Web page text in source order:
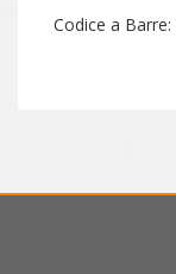
Codice a Barre: